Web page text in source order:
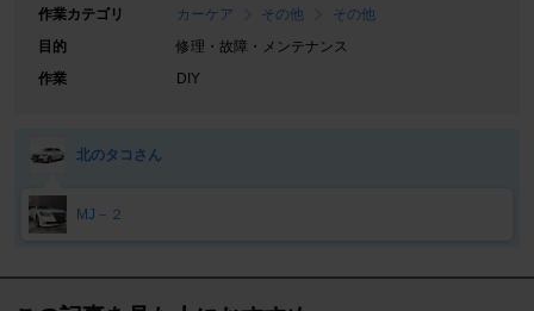
作業カテゴリ
カーケア その他
その他
目的
修理・故障・メンテナンス
作業
DIY
北のタコさん
MJ－２